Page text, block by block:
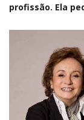
profissão. Ela